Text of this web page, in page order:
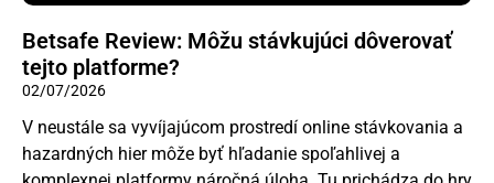
Betsafe Review: Môžu stávkujúci dôverovať
tejto platforme?
02/07/2026
V neustále sa vyvíjajúcom prostredí online stávkovania a
hazardných hier môže byť hľadanie spoľahlivej a